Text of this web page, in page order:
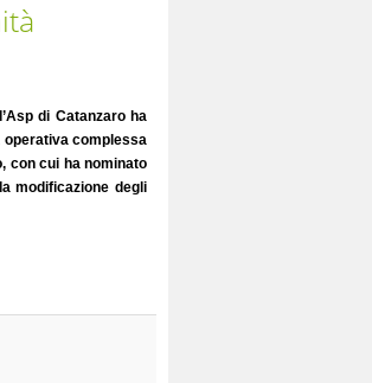
di Catanzaro ha
operativa complessa
con cui ha nominato
modificazione degli